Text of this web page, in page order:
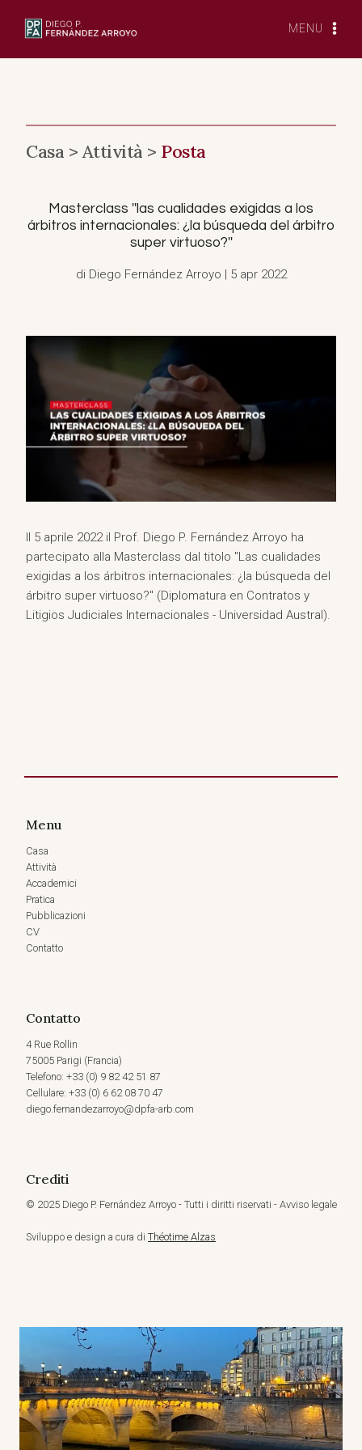
MENU
Casa >Attività > Posta
Masterclass ''las cualidades exigidas a los
árbitros internacionales: ¿la búsqueda del árbitro
super virtuoso?''
di Diego Fernández Arroyo | 5 apr 2022
Il 5 aprile 2022 il Prof. Diego P. Fernández Arroyo ha
partecipato alla Masterclass dal titolo "Las cualidades
exigidas a los árbitros internacionales: ¿la búsqueda del
árbitro super virtuoso?" (Diplomatura en Contratos y
Litigios Judiciales Internacionales - Universidad Austral).
Menu
Casa
Attività
Accademici
Pratica
Pubblicazioni
CV
Contatto
Contatto
4 Rue Rollin
75005 Parigi (Francia)
Telefono: +33 (0) 9 82 42 51 87
Cellulare: +33 (0) 6 62 08 70 47
diego.fernandezarroyo@dpfa-arb.com
Crediti
© 2025 Diego P. Fernández Arroyo - Tutti i diritti riservati - Avviso legale
Sviluppo e design a cura di Théotime Alzas